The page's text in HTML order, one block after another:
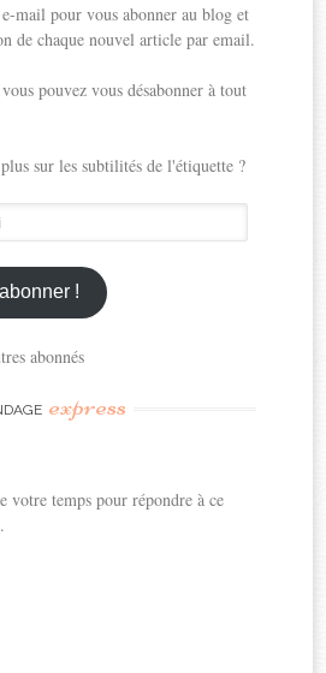
e-mail pour vous abonner au blog et
de chaque nouvel article par email.
pouvez vous désabonner à tout
sur les subtilités de l'étiquette ?
!
abonnés
express
votre temps pour répondre à ce